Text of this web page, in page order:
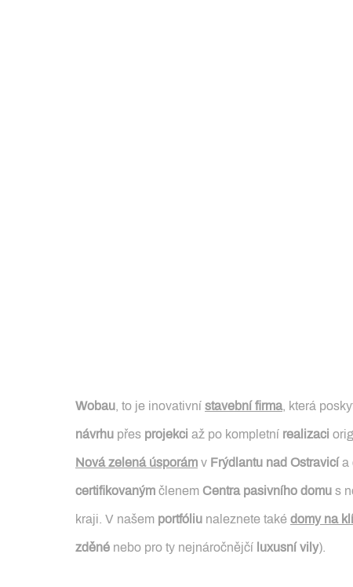
Wobau , to je inovativní stavební firma, která
návrhu přes projekci až po kompletní realizaci
Nová zelená úsporám v Frýdlantu nad Ostravicí a
certifikovaným členem Centra pasivního domu s
kraji. V našem portfóliu naleznete také domy na
zděné nebo pro ty nejnáročnějčí luxusní vily).